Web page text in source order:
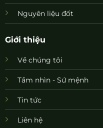
Nguyên liệu đốt
Giới thiệu
Về chúng tôi
Tầm nhìn - Sứ mệnh
Tin tức
Liên hệ